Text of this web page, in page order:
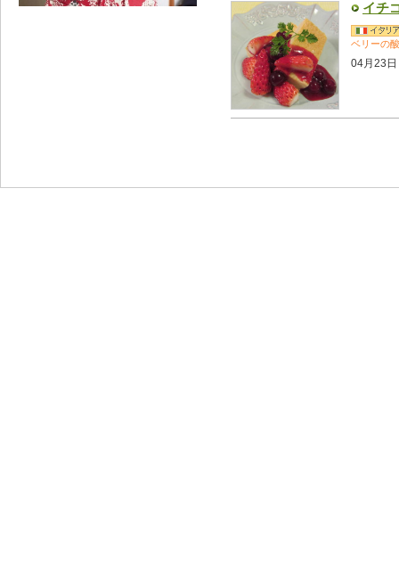
イチ
ベリーの
04月23日